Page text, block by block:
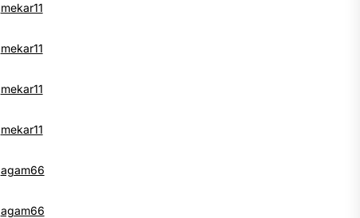
mekar11
mekar11
mekar11
mekar11
agam66
agam66